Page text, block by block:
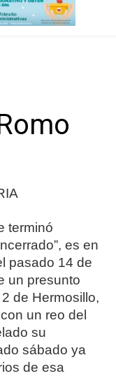
terminó
es en
pasado 14 de
un presunto
de Hermosillo,
un reo del
su
sábado ya
de esa